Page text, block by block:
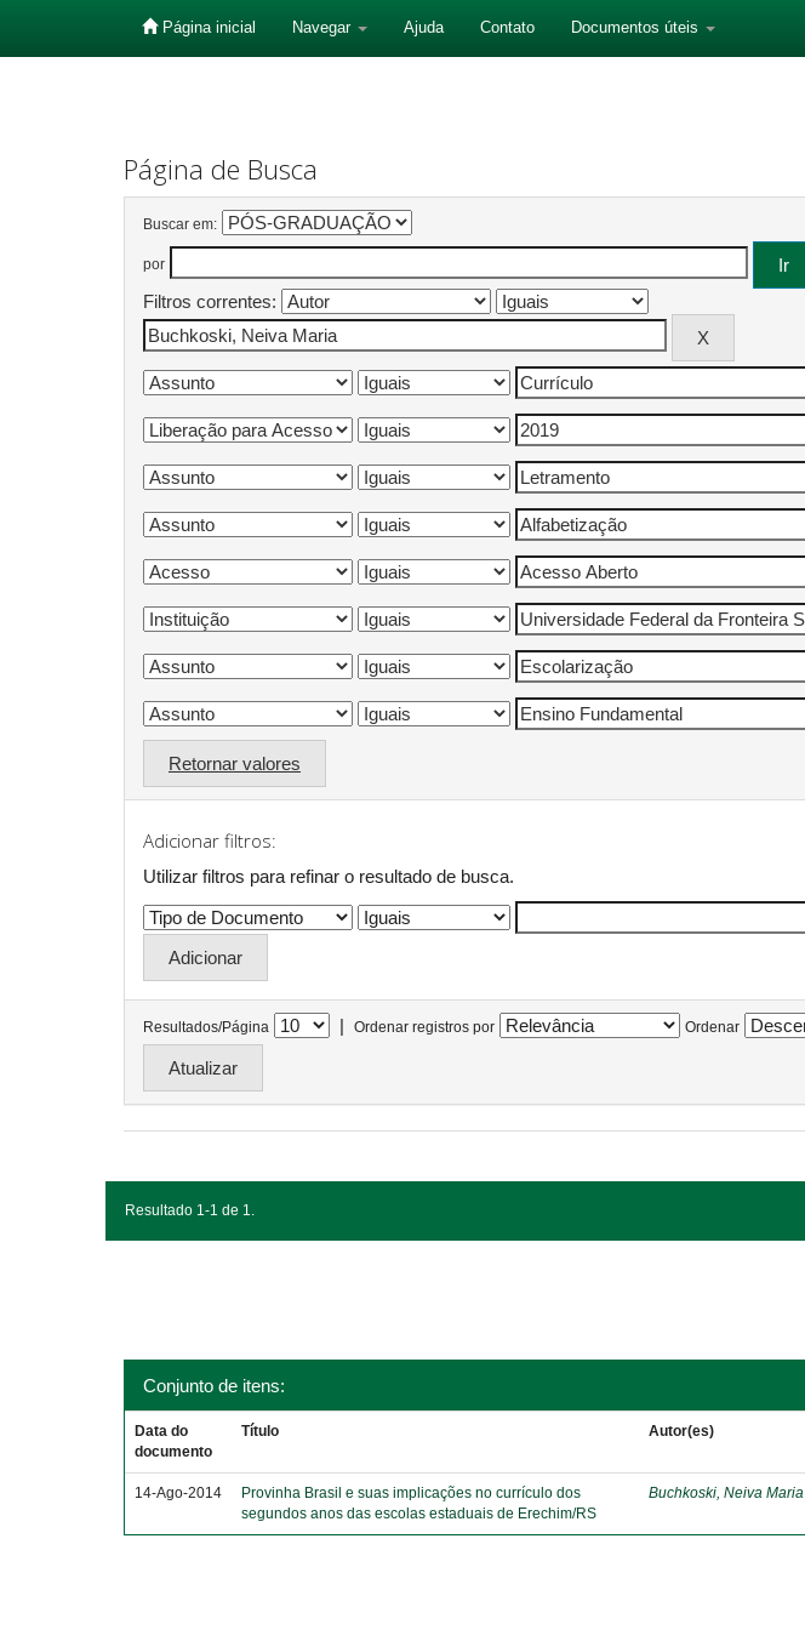
Página inicial Navegar Ajuda Contato Documentos úteis
Página de Busca
Buscar em:
por
Filtros correntes:
Retornar valores
Adicionar filtros:
Utilizar filtros para refinar o resultado de busca.
Resultados/Página | Ordenar registros por Ordenar
Resultado 1-1 de 1.
Conjunto de itens:
Data do
documento
Título Autor(es)
14-Ago-2014
Provinha Brasil e suas implicações no currículo dos
segundos anos das escolas estaduais de Erechim/RS
Buchkoski, Neiva Maria